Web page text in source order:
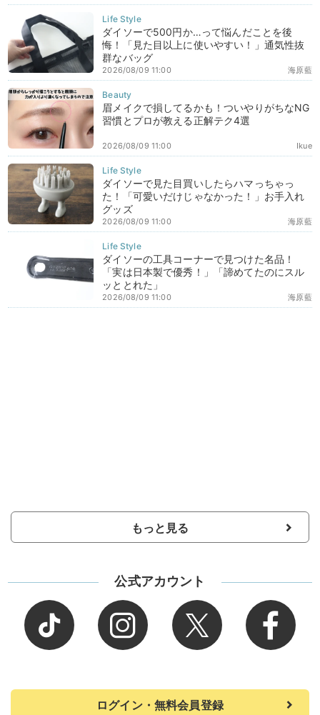
ダイソーで500円か…って悩んだことを後
悔！「見た目以上に使いやすい！」通気性抜
群なバッグ
海原藍
2026/08/09 11:00
眉メイクで損してるかも！ついやりがちなNG
習慣とプロが教える正解テク4選
Ikue
2026/08/09 11:00
ダイソーで見た目買いしたらハマっちゃっ
た！「可愛いだけじゃなかった！」お手入れ
グッズ
海原藍
2026/08/09 11:00
ダイソーの工具コーナーで見つけた名品！
「実は日本製で優秀！」「諦めてたのにスル
ッととれた」
海原藍
2026/08/09 11:00
もっと見る
公式アカウント
ログイン・無料会員登録